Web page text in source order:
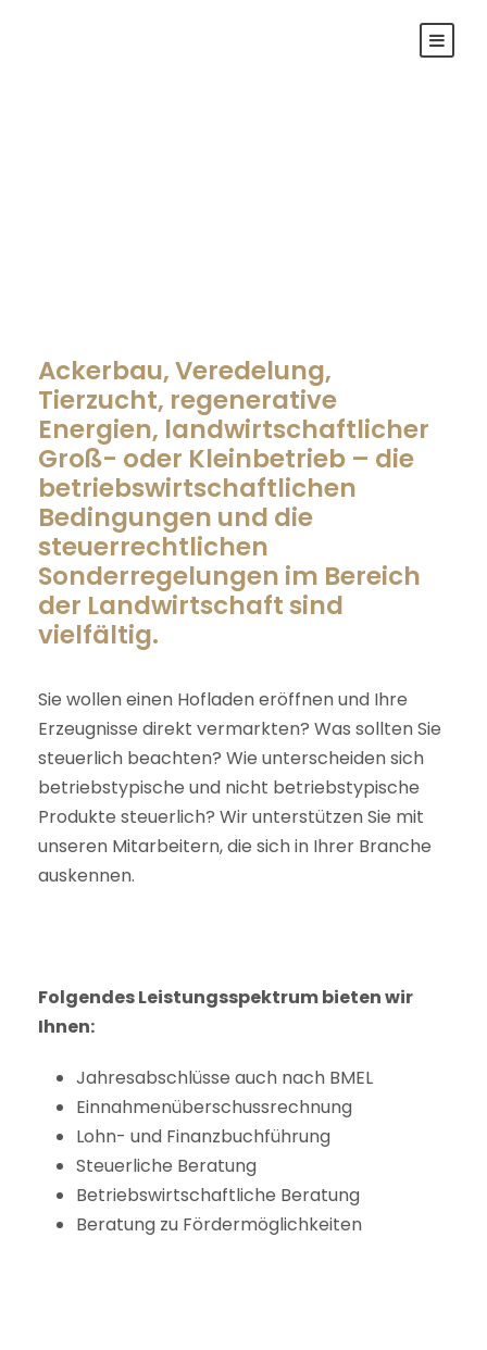
Ackerbau, Veredelung,
Tierzucht, regenerative
Energien, landwirtschaftlicher
Groß- oder Kleinbetrieb – die
betriebswirtschaftlichen
Bedingungen und die
steuerrechtlichen
Sonderregelungen im Bereich
der Landwirtschaft sind
vielfältig.
Sie wollen einen Hofladen eröffnen und Ihre
Erzeugnisse direkt vermarkten? Was sollten Sie
steuerlich beachten? Wie unterscheiden sich
betriebstypische und nicht betriebstypische
Produkte steuerlich? Wir unterstützen Sie mit
unseren Mitarbeitern, die sich in Ihrer Branche
auskennen.
Folgendes Leistungsspektrum bieten wir
Ihnen:
Jahresabschlüsse auch nach BMEL
Einnahmenüberschussrechnung
Lohn- und Finanzbuchführung
Steuerliche Beratung
Betriebswirtschaftliche Beratung
Beratung zu Fördermöglichkeiten